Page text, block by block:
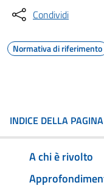
Condividi
Normativa di riferimento
INDICE DELLA PAGINA
A chi è rivolto